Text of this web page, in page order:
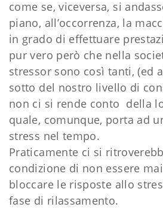
come se, viceversa, si
piano, all’occorrenza, la
in grado di effettuare
pur vero però che nella
stressor sono così tanti, (ed
sotto del nostro livello di
non ci si rende conto della
quale, comunque, porta ad
stress nel tempo.
Praticamente ci si
condizione di non essere
bloccare le risposte allo
fase di rilassamento.